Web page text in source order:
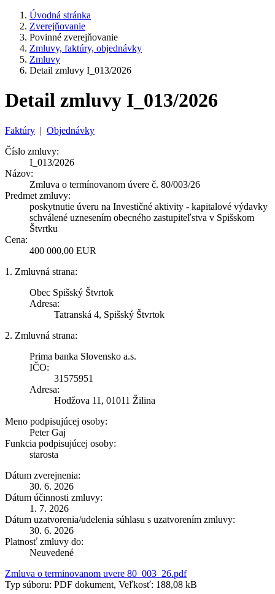
Úvodná stránka
Zverejňovanie
Povinné zverejňovanie
Zmluvy, faktúry, objednávky
Zmluvy
Detail zmluvy I_013/2026
Detail zmluvy I_013/2026
Faktúry | Objednávky
Číslo zmluvy:
I_013/2026
Názov:
Zmluva o termínovanom úvere č. 80/003/26
Predmet zmluvy:
poskytnutie úveru na Investičné aktivity - kapitalové výdavky
schválené uznesením obecného zastupiteľstva v Spišskom
Štvrtku
Cena:
400 000,00 EUR
1. Zmluvná strana:
Obec Spišský Štvrtok
Adresa:
Tatranská 4, Spišský Štvrtok
2. Zmluvná strana:
Prima banka Slovensko a.s.
IČO:
31575951
Adresa:
Hodžova 11, 01011 Žilina
Meno podpisujúcej osoby:
Peter Gaj
Funkcia podpisujúcej osoby:
starosta
Dátum zverejnenia:
30. 6. 2026
Dátum účinnosti zmluvy:
1. 7. 2026
Dátum uzatvorenia/udelenia súhlasu s uzatvorením zmluvy:
30. 6. 2026
Platnosť zmluvy do:
Neuvedené
Zmluva o terminovanom uvere 80_003_26.pdf
Typ súboru: PDF dokument, Veľkosť: 188,08 kB